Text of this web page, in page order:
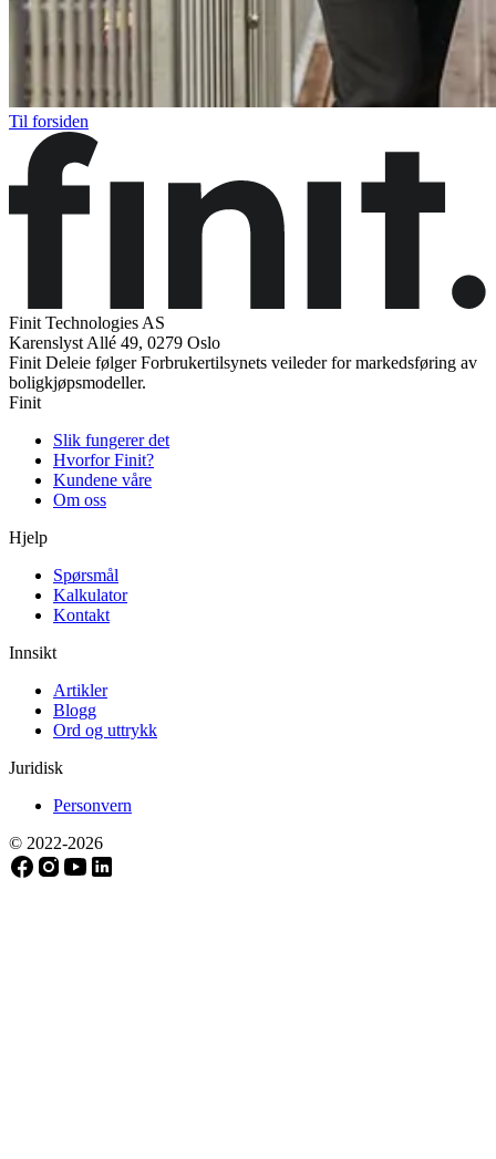
Til forsiden
Finit Technologies AS
Karenslyst Allé 49, 0279 Oslo
Finit Deleie følger Forbrukertilsynets veileder for markedsføring av
boligkjøpsmodeller.
Finit
Slik fungerer det
Hvorfor Finit?
Kundene våre
Om oss
Hjelp
Spørsmål
Kalkulator
Kontakt
Innsikt
Artikler
Blogg
Ord og uttrykk
Juridisk
Personvern
© 2022-2026